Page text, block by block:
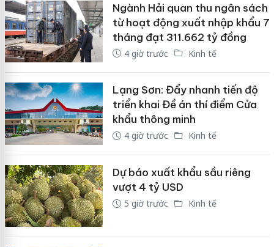
Ngành Hải quan thu ngân sách
từ hoạt động xuất nhập khẩu 7
tháng đạt 311.662 tỷ đồng
4 giờ trước Kinh tế
Lạng Sơn: Đẩy nhanh tiến độ
triển khai Đề án thí điểm Cửa
khẩu thông minh
4 giờ trước Kinh tế
Dự báo xuất khẩu sầu riêng
vượt 4 tỷ USD
5 giờ trước Kinh tế